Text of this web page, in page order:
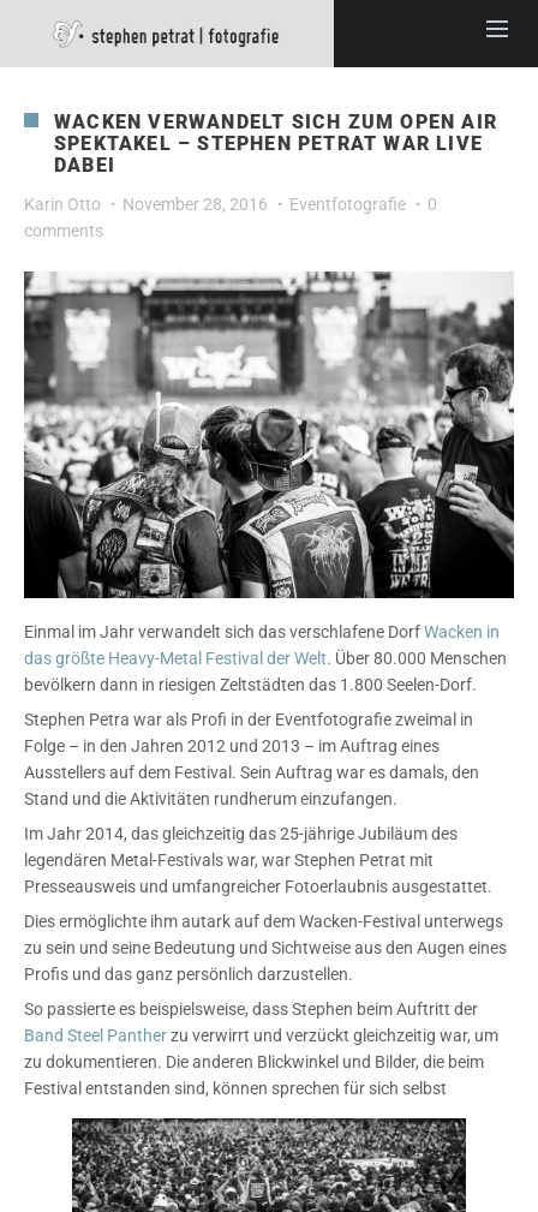
WACKEN VERWANDELT SICH ZUM OPEN AIR
SPEKTAKEL – STEPHEN PETRAT WAR LIVE
DABEI
Karin Otto November 28, 2016 Eventfotografie
0
comments
Einmal im Jahr verwandelt sich das verschlafene DorfWacken in
das größte Heavy-Metal Festival der Welt. Über 80.000 Menschen
bevölkern dann in riesigen Zeltstädten das 1.800 Seelen-Dorf.
Stephen Petra war als Profi in der Eventfotografie zweimal in
Folge – in den Jahren 2012 und 2013 – im Auftrag eines
Ausstellers auf dem Festival. Sein Auftrag war es damals, den
Stand und die Aktivitäten rundherum einzufangen.
Im Jahr 2014, das gleichzeitig das 25-jährige Jubiläum des
legendären Metal-Festivals war, war Stephen Petrat mit
Presseausweis und umfangreicher Fotoerlaubnis ausgestattet.
Dies ermöglichte ihm autark auf dem Wacken-Festival unterwegs
zu sein und seine Bedeutung und Sichtweise aus den Augen eines
Profis und das ganz persönlich darzustellen.
So passierte es beispielsweise, dass Stephen beim Auftritt der
Band Steel Pantherzu verwirrt und verzückt gleichzeitig war, um
zu dokumentieren. Die anderen Blickwinkel und Bilder, die beim
Festival entstanden sind, können sprechen für sich selbst